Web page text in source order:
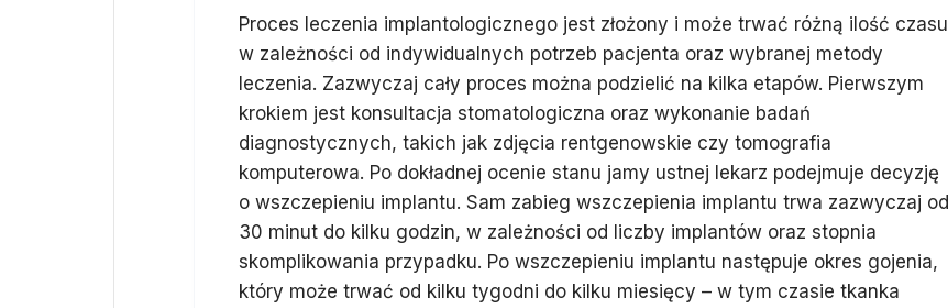
Proces leczenia implantologicznego jest złożony i może trwać różną ilość czasu
w zależności od indywidualnych potrzeb pacjenta oraz wybranej metody
leczenia. Zazwyczaj cały proces można podzielić na kilka etapów. Pierwszym
krokiem jest konsultacja stomatologiczna oraz wykonanie badań
diagnostycznych, takich jak zdjęcia rentgenowskie czy tomografia
komputerowa. Po dokładnej ocenie stanu jamy ustnej lekarz podejmuje decyzję
o wszczepieniu implantu. Sam zabieg wszczepienia implantu trwa zazwyczaj od
30 minut do kilku godzin, w zależności od liczby implantów oraz stopnia
skomplikowania przypadku. Po wszczepieniu implantu następuje okres gojenia,
który może trwać od kilku tygodni do kilku miesięcy – w tym czasie tkanka